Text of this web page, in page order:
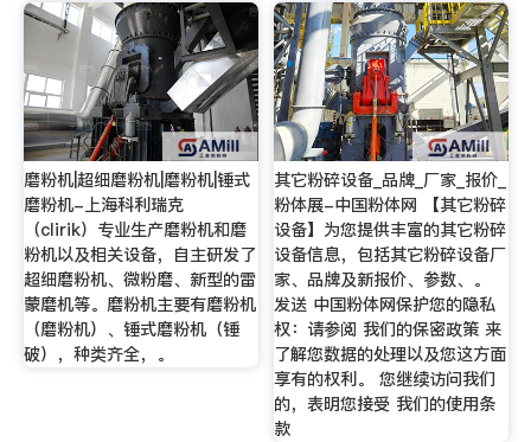
磨粉机|超细磨粉机|磨粉机|锤式
磨粉机-上海科利瑞克
（clirik）专业生产磨粉机和磨
粉机以及相关设备，自主研发了
超细磨粉机、微粉磨、新型的雷
蒙磨机等。磨粉机主要有磨粉机
（磨粉机）、锤式磨粉机（锤
破），种类齐全，。
其它粉碎设备_品牌_厂家_报价_
粉体展-中国粉体网 【其它粉碎
设备】为您提供丰富的其它粉碎
设备信息，包括其它粉碎设备厂
家、品牌及新报价、参数、。
发送 中国粉体网保护您的隐私
权：请参阅 我们的保密政策 来
了解您数据的处理以及您这方面
享有的权利。 您继续访问我们
的，表明您接受 我们的使用条
款